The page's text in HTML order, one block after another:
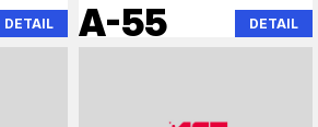
DETAIL A-55 DETAIL